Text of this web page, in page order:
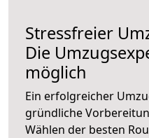
Stressfreier
Die
möglich
Ein erfolgreicher
gründliche
Wählen der besten